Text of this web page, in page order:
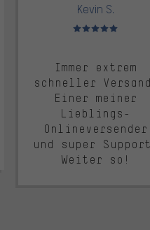
Kevin S.
Bewertungen: 5 von 5
Immer extrem
schneller
Einer meiner
Lieblings-
Onlineversender
und super
Weiter so!